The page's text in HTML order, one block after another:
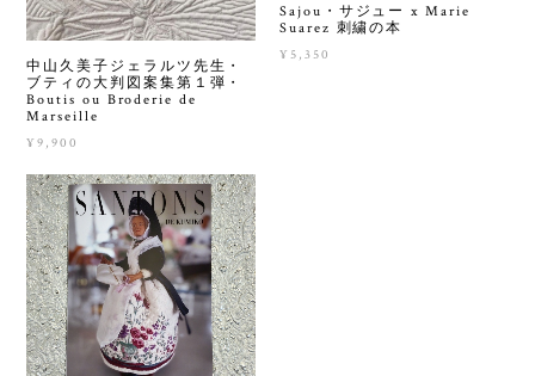
中山久美子ジェラルツ先生・
ブティの大判図案集第１弾・
Boutis ou Broderie de
Marseille
¥9,900
Sajou・サジュー x Marie
Suarez 刺繍の本
¥5,350